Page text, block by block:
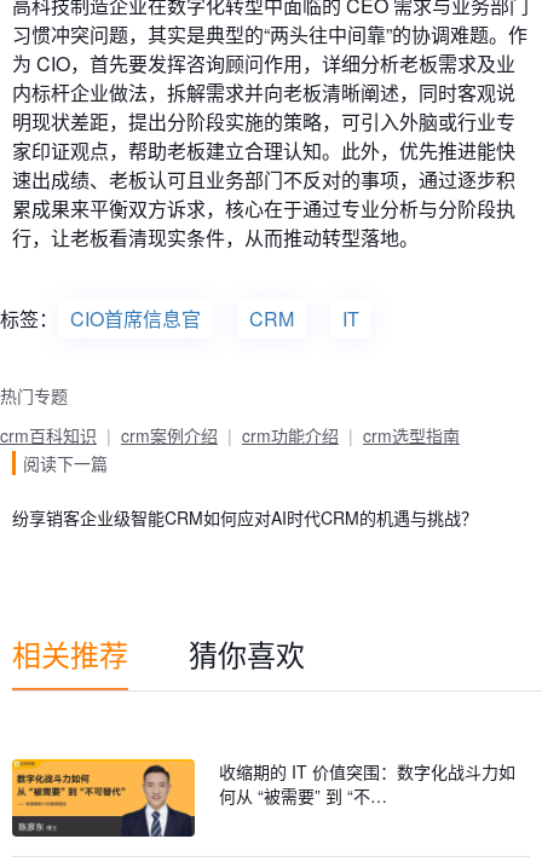
高科技制造企业在数字化转型中面临的 CEO 需求与业务部门
习惯冲突问题，其实是典型的“两头往中间靠”的协调难题。作
为 CIO，首先要发挥咨询顾问作用，详细分析老板需求及业
内标杆企业做法，拆解需求并向老板清晰阐述，同时客观说
明现状差距，提出分阶段实施的策略，可引入外脑或行业专
家印证观点，帮助老板建立合理认知。此外，优先推进能快
速出成绩、老板认可且业务部门不反对的事项，通过逐步积
累成果来平衡双方诉求，核心在于通过专业分析与分阶段执
行，让老板看清现实条件，从而推动转型落地。
标签： CIO首席信息官 CRM IT
热门专题
crm百科知识
crm案例介绍 crm功能介绍
crm选型指南
阅读下一篇
纷享销客企业级智能CRM如何应对AI时代CRM的机遇与挑战？
相关推荐 猜你喜欢
收缩期的 IT 价值突围：数字化战斗力如
何从 “被需要” 到 “不…